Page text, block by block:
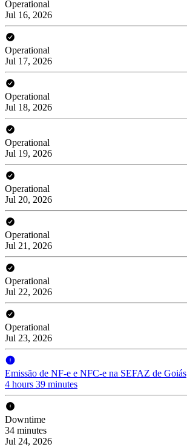
Operational
Jul 16, 2026
Operational
Jul 17, 2026
Operational
Jul 18, 2026
Operational
Jul 19, 2026
Operational
Jul 20, 2026
Operational
Jul 21, 2026
Operational
Jul 22, 2026
Operational
Jul 23, 2026
Emissão de NF-e e NFC-e na SEFAZ de Goiás
4 hours 39 minutes
Downtime
34 minutes
Jul 24, 2026